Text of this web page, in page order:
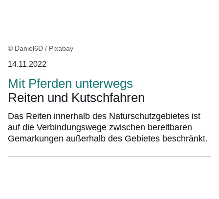
© Daniel6D / Pixabay
14.11.2022
Mit Pferden unterwegs
Reiten und Kutschfahren
Das Reiten innerhalb des Naturschutzgebietes ist
auf die Verbindungswege zwischen bereitbaren
Gemarkungen außerhalb des Gebietes beschränkt.